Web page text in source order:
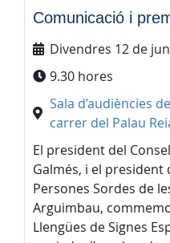
Comunicació i
Divendres 12 de
9.30 hores
Sala d’audiències
carrer del Palau
El president del
Galmés, i el president
Persones Sordes de
Arguimbau,
Llengües de Signes